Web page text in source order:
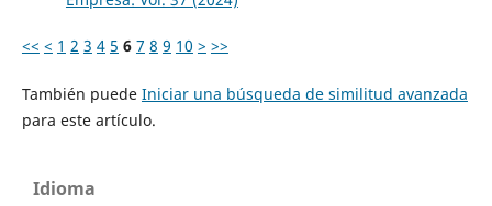
<< < 1 2 3 4 5 6 7 8 9 10 > >>
También puede Iniciar una búsqueda de similitud avanzada
para este artículo.
Idioma